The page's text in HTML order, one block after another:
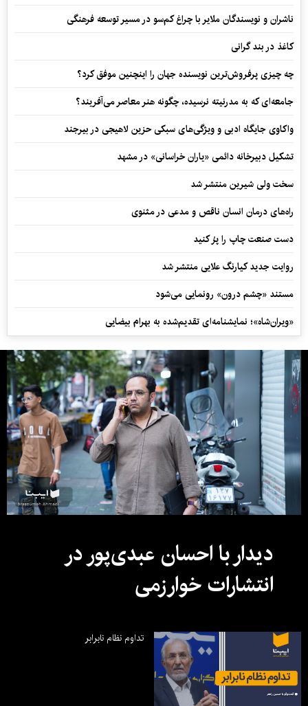
ناشران و نویسندگان ملایر با چراغ کم‌سو در مسیر توسعه فرهنگی
کاغذ در بند گرانی
چه چیزی پرفروش‌ترین نویسنده جهان را اینچنین موفق کرد؟
جامعه‌ای که به مدرنیته نرسیده، چگونه هنر معاصر می‌آفریند؟
واکاوی جایگاه ادبی و ویژگی‌های سبکی حزین لاهیجی در بیرجند
تشکیل دبیرخانه دائمی «یاران خراسانی» در مشهد
سخت ولی شیرین منتشر شد
راه‌های درمان انسان ناقص و مدعی در مثنوی
دست صنعت چاپ را پرُ کنید
روایت جدید کیارنگ علایی منتشر شد
مستند «چشم درون» رونمایی می‌شود
«ویران‌شاه»؛ نمایشنامه‌ای تقدیم‌شده به بهرام بیضایی
دیدار با احسان عبدی‌پور در
انتشارات خوارزمی
تداوم نظام نابرابر